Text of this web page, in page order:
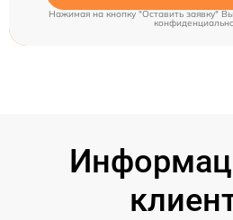
Нажимая на кнопку "Оставить заявку"